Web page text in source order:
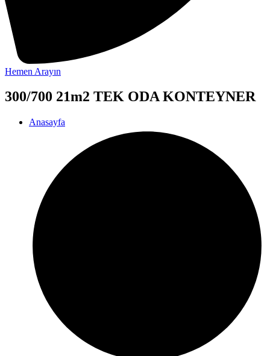
Hemen Arayın
300/700 21m2 TEK ODA KONTEYNER
Anasayfa